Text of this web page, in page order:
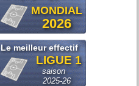
MONDIAL
2026
Le meilleur effectif
LIGUE 1
saison
2025-26